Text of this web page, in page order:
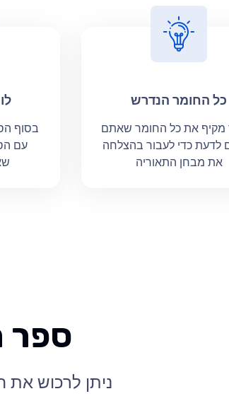
כל החומר הנדרש
את כל החומר שאתם
לדעת כדי לעבור בהצלחה
את מבחן התאוריה
בסוף
עם
ספר
ניתן לרכוש את